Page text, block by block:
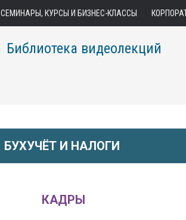
СЕМИНАРЫ, КУРСЫ И БИЗНЕС-КЛАССЫ
Библиотека видеолекций
БУХУЧЁТ И НАЛОГИ
КАДРЫ